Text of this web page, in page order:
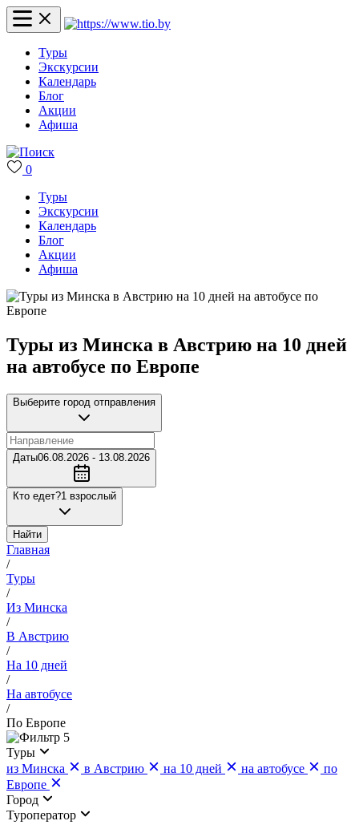
Туры
Экскурсии
Календарь
Блог
Акции
Афиша
0
Туры
Экскурсии
Календарь
Блог
Акции
Афиша
Туры из Минска в Австрию на 10 дней
на автобусе по Европе
Выберите город отправления
Даты06.08.2026 - 13.08.2026
Кто едет?1 взрослый
Найти
Главная
/
Туры
/
Из Минска
/
В Австрию
/
На 10 дней
/
На автобусе
/
По Европе
5
Туры
из Минска
в Австрию на 10 дней на автобусе
по
Европе
Город
Туроператор